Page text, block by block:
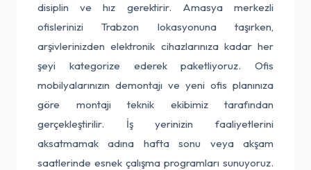
disiplin ve hız gerektirir. Amasya merkezli
ofislerinizi Trabzon lokasyonuna taşırken,
arşivlerinizden elektronik cihazlarınıza kadar her
şeyi kategorize ederek paketliyoruz. Ofis
mobilyalarınızın demontajı ve yeni ofis planınıza
göre montajı teknik ekibimiz tarafından
gerçekleştirilir. İş yerinizin faaliyetlerini
aksatmamak adına hafta sonu veya akşam
saatlerinde esnek çalışma programları sunuyoruz.